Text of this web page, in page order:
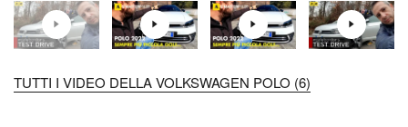
TUTTI I VIDEO DELLA VOLKSWAGEN POLO (6)